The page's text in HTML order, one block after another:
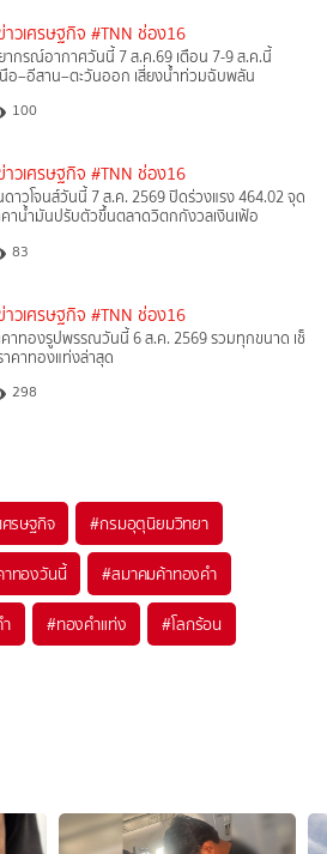
าวเศรษฐกิจ #TNN ช่อง16
ากรณ์อากาศวันนี้ 7 ส.ค.69 เตือน 7-9 ส.ค.นี้
นือ–อีสาน–ตะวันออก เสี่ยงน้ำท่วมฉับพลัน
100
าวเศรษฐกิจ #TNN ช่อง16
ดาวโจนส์วันนี้ 7 ส.ค. 2569 ปิดร่วงแรง 464.02 จุด
คาน้ำมันปรับตัวขึ้นตลาดวิตกกังวลเงินเฟ้อ
83
าวเศรษฐกิจ #TNN ช่อง16
คาทองรูปพรรณวันนี้ 6 ส.ค. 2569 รวมทุกขนาด เช็
าคาทองแท่งล่าสุด
298
ศรษฐกิจ #กรมอุตุนิยมวิทยา
าทองวันนี้ #สมาคมค้าทองคำ
#ทองคำแท่ง #โลกร้อน